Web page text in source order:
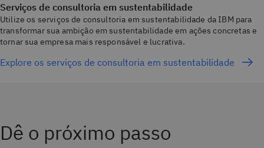
Serviços de consultoria em sustentabilidade
Utilize os serviços de consultoria em sustentabilidade da IBM para
transformar sua ambição em sustentabilidade em ações concretas e
tornar sua empresa mais responsável e lucrativa.
Explore os serviços de consultoria em sustentabilidade
Dê o próximo passo